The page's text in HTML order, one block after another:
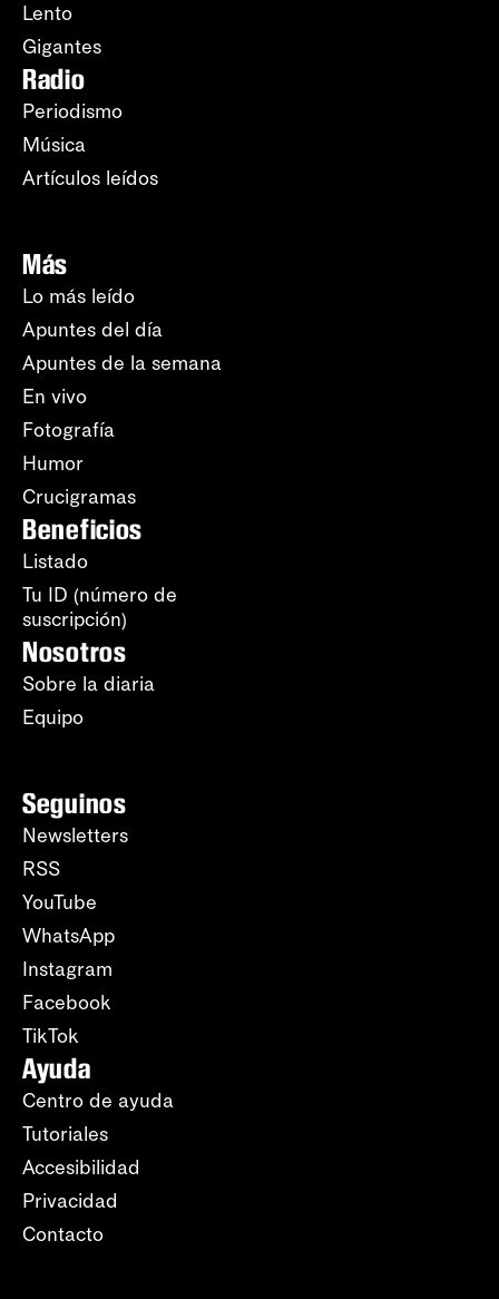
Lento
Gigantes
Radio
Periodismo
Música
Artículos leídos
Más
Lo más leído
Apuntes del día
Apuntes de la semana
En vivo
Fotografía
Humor
Crucigramas
Beneficios
Listado
Tu ID (número de
suscripción)
Nosotros
Sobre la diaria
Equipo
Seguinos
Newsletters
RSS
YouTube
WhatsApp
Instagram
Facebook
TikTok
Ayuda
Centro de ayuda
Tutoriales
Accesibilidad
Privacidad
Contacto